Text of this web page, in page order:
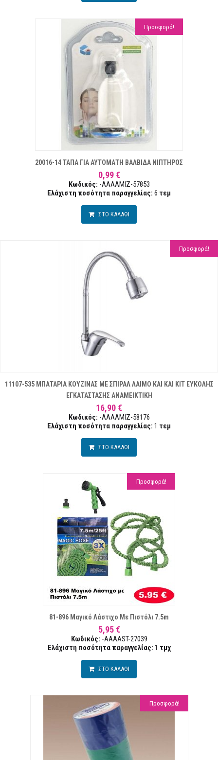
Προσφορά!
20016-14 ΤΑΠΑ ΓΙΑ ΑΥΤΟΜΑΤΗ ΒΑΛΒΙΔΑ ΝΙΠΤΗΡΟΣ
0,99 €
Κωδικός: -AAAAMIZ-57853
Ελάχιστη ποσότητα παραγγελίας: 6 τεμ
ΣΤΟ ΚΑΛΑΘΙ
Προσφορά!
11107-535 ΜΠΑΤΑΡΙΑ ΚΟΥΖΙΝΑΣ ΜΕ ΣΠΙΡΑΛ ΛΑΙΜΟ ΚΑΙ ΚΑΙ ΚΙΤ ΕΥΚΟΛΗΣ
ΕΓΚΑΤΑΣΤΑΣΗΣ ΑΝΑΜΕΙΚΤΙΚΗ
16,90 €
Κωδικός: -AAAAMIZ-58176
Ελάχιστη ποσότητα παραγγελίας: 1 τεμ
ΣΤΟ ΚΑΛΑΘΙ
Προσφορά!
81-896 Μαγικό Λάστιχο Με Πιστόλι 7.5m
5,95 €
Κωδικός: -AAAAST-27039
Ελάχιστη ποσότητα παραγγελίας: 1 τμχ
ΣΤΟ ΚΑΛΑΘΙ
Προσφορά!